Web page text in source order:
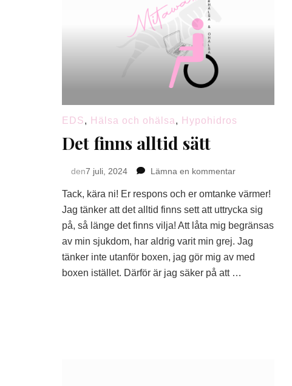
EDS, Hälsa och ohälsa, Hypohidros
Det finns alltid sätt
den7 juli, 2024 Lämna en kommentarpå
finns
alltid
sätt
Tack, kära ni! Er respons och er omtanke värmer!
Jag tänker att det alltid finns sett att uttrycka sig
på, så länge det finns vilja! Att låta mig begränsas
av min sjukdom, har aldrig varit min grej. Jag
tänker inte utanför boxen, jag gör mig av med
boxen istället. Därför är jag säker på att …